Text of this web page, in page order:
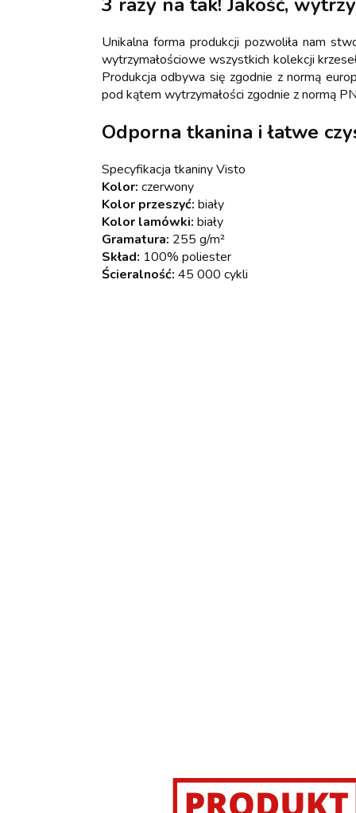
Unikalna forma produkcji pozwoliła nam
wytrzymałościowe wszystkich kolekcji
Produkcja odbywa się zgodnie z normą
pod kątem wytrzymałości zgodnie z normą
Odporna tkanina i łatwe
Specyfikacja tkaniny Visto
Kolor: czerwony
Kolor przeszyć: biały
Kolor lamówki: biały
Gramatura: 255 g/m²
Skład: 100% poliester
Ścieralność: 45 000 cykli